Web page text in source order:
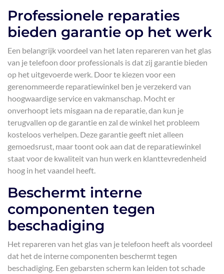
Professionele reparaties
bieden garantie op het werk
Een belangrijk voordeel van het laten repareren van het glas
van je telefoon door professionals is dat zij garantie bieden
op het uitgevoerde werk. Door te kiezen voor een
gerenommeerde reparatiewinkel ben je verzekerd van
hoogwaardige service en vakmanschap. Mocht er
onverhoopt iets misgaan na de reparatie, dan kun je
terugvallen op de garantie en zal de winkel het probleem
kosteloos verhelpen. Deze garantie geeft niet alleen
gemoedsrust, maar toont ook aan dat de reparatiewinkel
staat voor de kwaliteit van hun werk en klanttevredenheid
hoog in het vaandel heeft.
Beschermt interne
componenten tegen
beschadiging
Het repareren van het glas van je telefoon heeft als voordeel
dat het de interne componenten beschermt tegen
beschadiging. Een gebarsten scherm kan leiden tot schade